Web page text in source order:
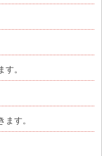
。
す。